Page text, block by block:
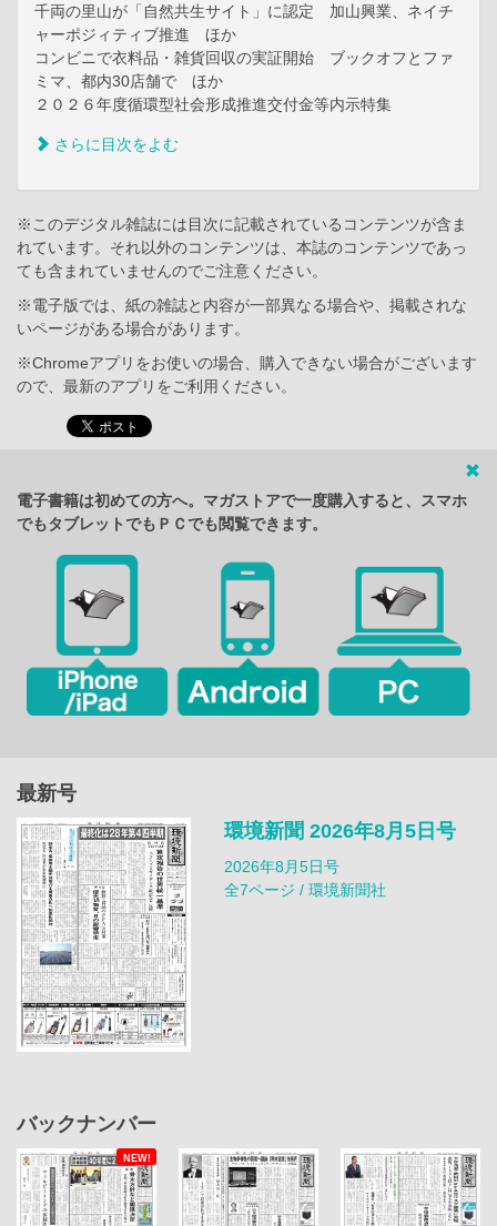
千両の里山が「自然共生サイト」に認定 加山興業、ネイチ
ャーポジィティブ推進 ほか
コンビニで衣料品・雑貨回収の実証開始 ブックオフとファ
ミマ、都内30店舗で ほか
２０２６年度循環型社会形成推進交付金等内示特集
さらに目次をよむ
※このデジタル雑誌には目次に記載されているコンテンツが含ま
れています。それ以外のコンテンツは、本誌のコンテンツであっ
ても含まれていませんのでご注意ください。
※電子版では、紙の雑誌と内容が一部異なる場合や、掲載されな
いページがある場合があります。
※Chromeアプリをお使いの場合、購入できない場合がございます
ので、最新のアプリをご利用ください。
電子書籍は初めての方へ。マガストアで一度購入すると、スマホ
でもタブレットでもＰＣでも閲覧できます。
最新号
環境新聞 2026年8月5日号
2026年8月5日号
全7ページ / 環境新聞社
バックナンバー
NEW!